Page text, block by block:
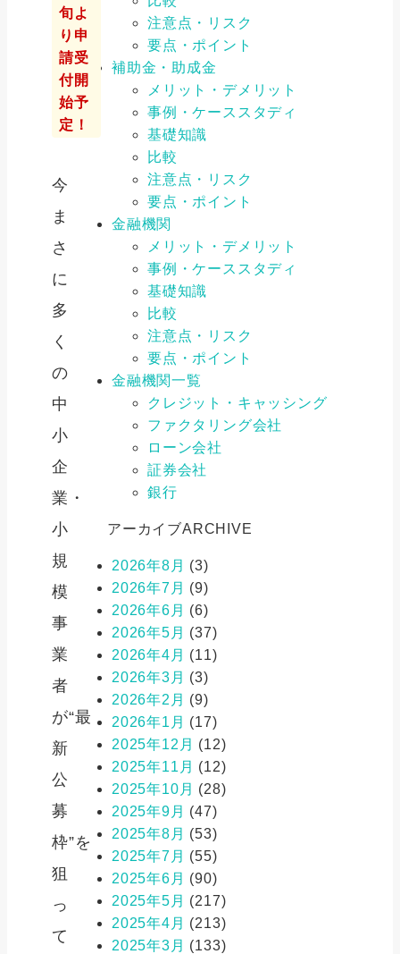
旬よ
り申
請受
付開
始予
定！
今
ま
さ
に
多
く
の
中
小
企
業・
小
規
模
事
業
者
が“最
新
公
募
枠”を
狙
っ
て
注意点・リスク
要点・ポイント
補助金・助成金
メリット・デメリット
事例・ケーススタディ
基礎知識
比較
注意点・リスク
要点・ポイント
金融機関
メリット・デメリット
事例・ケーススタディ
基礎知識
比較
注意点・リスク
要点・ポイント
金融機関一覧
クレジット・キャッシング
ファクタリング会社
ローン会社
証券会社
銀行
アーカイブARCHIVE
2026年8月 (3)
2026年7月 (9)
2026年6月 (6)
2026年5月 (37)
2026年4月 (11)
2026年3月 (3)
2026年2月 (9)
2026年1月 (17)
2025年12月 (12)
2025年11月 (12)
2025年10月 (28)
2025年9月 (47)
2025年8月 (53)
2025年7月 (55)
2025年6月 (90)
2025年5月 (217)
2025年4月 (213)
2025年3月 (133)